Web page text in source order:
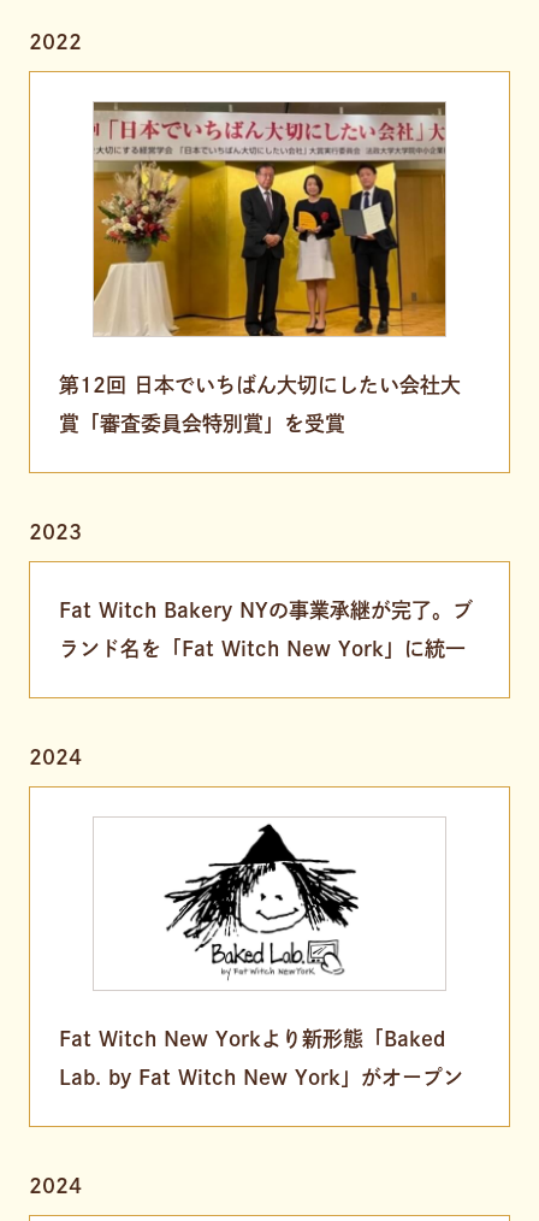
2022
第12回 日本でいちばん大切にしたい会社大
賞「審査委員会特別賞」を受賞
2023
Fat Witch Bakery NYの事業承継が完了。ブ
ランド名を「Fat Witch New York」に統一
2024
Fat Witch New Yorkより新形態「Baked
Lab. by Fat Witch New York」がオープン
2024